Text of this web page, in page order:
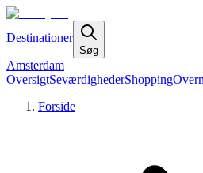
Destinationer
Søg
Amsterdam
OversigtSeværdighederShopping
Forside